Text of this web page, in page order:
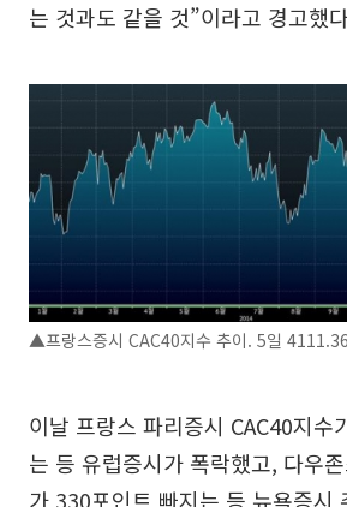
는 것과도 같을 것”이라고 경고했
▲프랑스증시 CAC40지수 추이. 5일
이날 프랑스 파리증시 CAC40지수
는 등 유럽증시가 폭락했고, 다우
가 330포인트 빠지는 등 뉴욕증시